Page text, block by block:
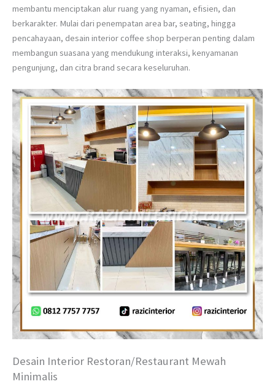
membantu menciptakan alur ruang yang nyaman, efisien, dan
berkarakter. Mulai dari penempatan area bar, seating, hingga
pencahayaan, desain interior coffee shop berperan penting dalam
membangun suasana yang mendukung interaksi, kenyamanan
pengunjung, dan citra brand secara keseluruhan.
Desain Interior Restoran/Restaurant Mewah
Minimalis